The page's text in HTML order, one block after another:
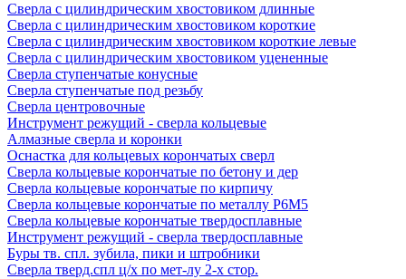
Сверла с цилиндрическим хвостовиком длинные
Сверла с цилиндрическим хвостовиком короткие
Сверла с цилиндрическим хвостовиком короткие левые
Сверла с цилиндрическим хвостовиком уцененные
Сверла ступенчатые конусные
Сверла ступенчатые под резьбу
Сверла центровочные
Инструмент режущий - сверла кольцевые
Алмазные сверла и коронки
Оснастка для кольцевых корончатых сверл
Сверла кольцевые корончатые по бетону и дер
Сверла кольцевые корончатые по кирпичу
Сверла кольцевые корончатые по металлу Р6М5
Сверла кольцевые корончатые твердосплавные
Инструмент режущий - сверла твердосплавные
Буры тв. спл. зубила, пики и штробники
Сверла тверд.спл ц/х по мет-лу 2-х стор.